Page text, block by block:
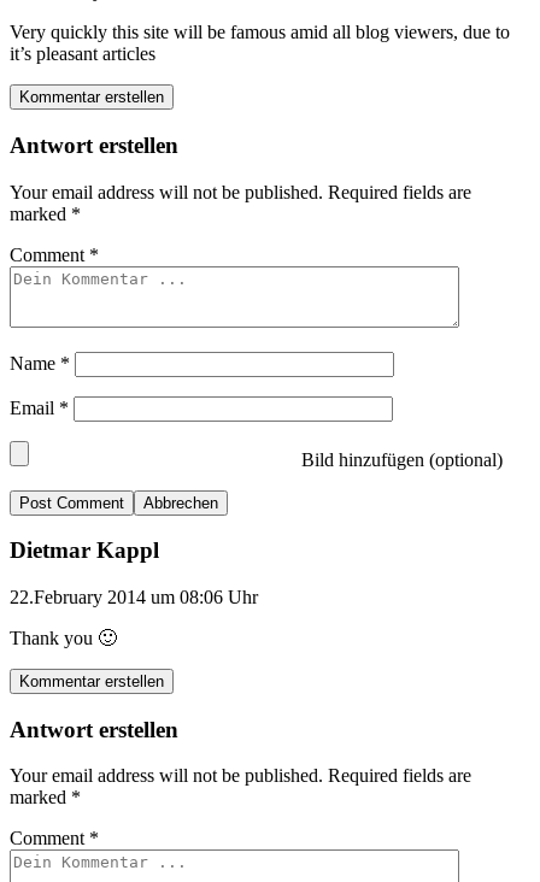
Very quickly this site will be famous amid all blog viewers, due to
it’s pleasant articles
Kommentar erstellen
Antwort erstellen
Your email address will not be published. Required fields are
marked *
Comment *
Name *
Email *
Bild hinzufügen (optional)
Abbrechen
Dietmar Kappl
22.February 2014 um 08:06 Uhr
Thank you 🙂
Kommentar erstellen
Antwort erstellen
Your email address will not be published. Required fields are
marked *
Comment *